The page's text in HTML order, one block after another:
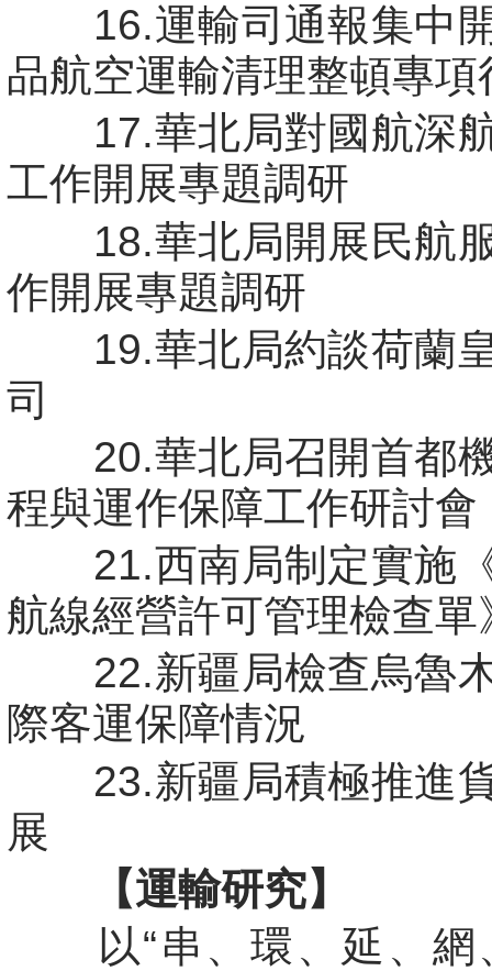
16.運輸司通報集中
品航空運輸清理整頓專項
17.華北局對國航深
工作開展專題調研
18.華北局開展民航
作開展專題調研
19.華北局約談荷蘭
司
20.華北局召開首都
程與運作保障工作研討會
21.西南局制定實施
航線經營許可管理檢查單
22.新疆局檢查烏魯
際客運保障情況
23.新疆局積極推進
展
【運輸研究】
以“串、環、延、網